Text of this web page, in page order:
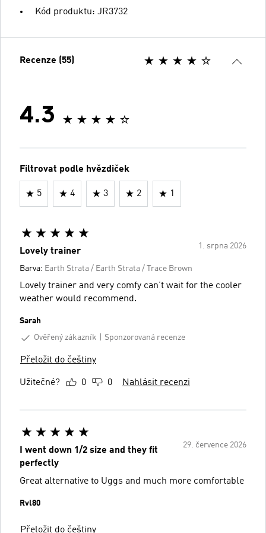
Kód produktu: JR3732
Recenze (55)
4.3
Filtrovat podle hvězdiček
5 4 3 2 1
1. srpna 2026
Lovely trainer
Barva: Earth Strata / Earth Strata / Trace Brown
Lovely trainer and very comfy can’t wait for the cooler
weather would recommend.
Sarah
Ověřený zákazník
Sponzorovaná recenze
Přeložit do češtiny
Užitečné? 0 0 Nahlásit recenzi
29. července 2026
I went down 1/2 size and they fit
perfectly
Great alternative to Uggs and much more comfortable
Rvl80
Přeložit do češtiny